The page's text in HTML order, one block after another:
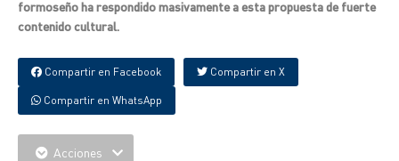
formoseño ha respondido masivamente a esta propuesta de fuerte
contenido cultural.
Compartir en Facebook Compartir en X
Compartir en WhatsApp
Acciones